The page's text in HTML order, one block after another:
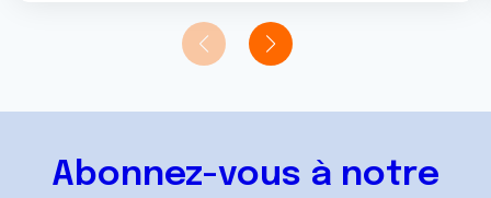
Abonnez-vous à notre